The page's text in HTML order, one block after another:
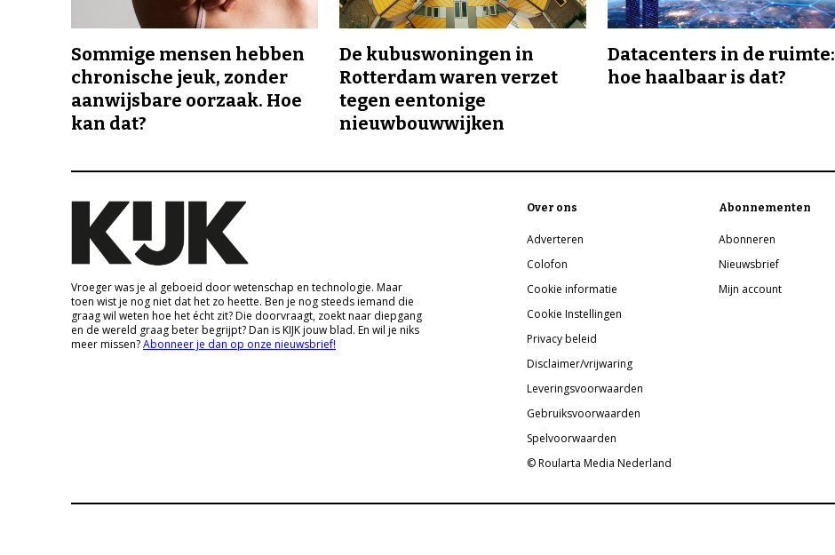
Sommige mensen hebben
chronische jeuk, zonder
aanwijsbare oorzaak. Hoe
kan dat?
De kubuswoningen in
Rotterdam waren verzet
tegen eentonige
nieuwbouwwijken
Datacenters in de ruimte:
hoe haalbaar is dat?
Vroeger was je al geboeid door wetenschap en technologie. Maar
toen wist je nog niet dat het zo heette. Ben je nog steeds iemand die
graag wil weten hoe het écht zit? Die doorvraagt, zoekt naar diepgang
en de wereld graag beter begrijpt? Dan is KIJK jouw blad. En wil je niks
meer missen?Abonneer je dan op onze nieuwsbrief!
Over ons
Adverteren
Colofon
Cookie informatie
Cookie Instellingen
Privacy beleid
Disclaimer/vrijwaring
Leveringsvoorwaarden
Gebruiksvoorwaarden
Spelvoorwaarden
© Roularta Media Nederland
Abonnementen
Abonneren
Nieuwsbrief
Mijn account